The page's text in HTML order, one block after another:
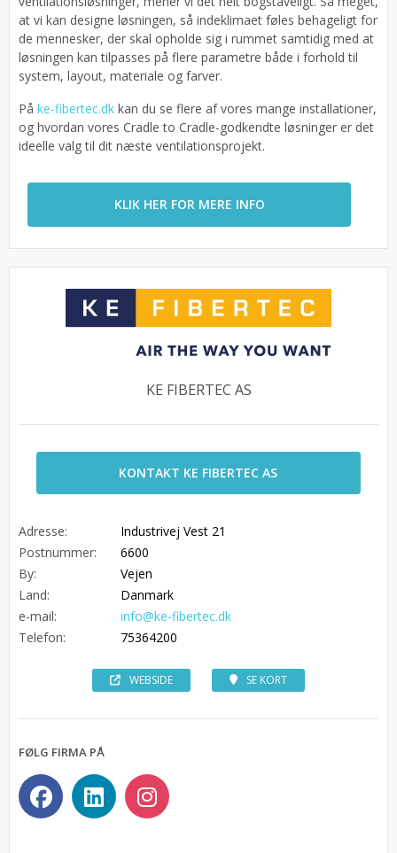
at vi kan designe løsningen, så indeklimaet føles behageligt for
de mennesker, der skal opholde sig i rummet samtidig med at
løsningen kan tilpasses på flere parametre både i forhold til
system, layout, materiale og farver.
På ke-fibertec.dk kan du se flere af vores mange installationer,
og hvordan vores Cradle to Cradle-godkendte løsninger er det
ideelle valg til dit næste ventilationsprojekt.
KLIK HER FOR MERE INFO
KE FIBERTEC AS
KONTAKT KE FIBERTEC AS
Adresse:
Industrivej Vest 21
Postnummer:
6600
By:
Vejen
Land:
Danmark
e-mail:
info@ke-fibertec.dk
Telefon:
75364200
WEBSIDE SE KORT
FØLG FIRMA PÅ